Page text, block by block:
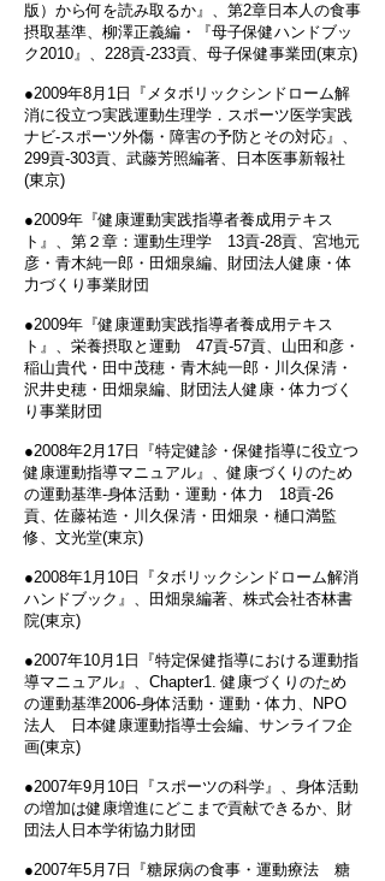
版）から何を読み取るか』、第2章日本人の食事
摂取基準、柳澤正義編・『母子保健ハンドブッ
ク2010』、228貢‐233貢、母子保健事業団(東京)
●2009年8月1日『メタボリックシンドローム解
消に役立つ実践運動生理学．スポーツ医学実践
ナビ-スポーツ外傷・障害の予防とその対応』、
299貢‐303貢、武藤芳照編著、日本医事新報社
(東京)
●2009年『健康運動実践指導者養成用テキス
ト』、第２章：運動生理学 13貢‐28貢、宮地元
彦・青木純一郎・田畑泉編、財団法人健康・体
力づくり事業財団
●2009年『健康運動実践指導者養成用テキス
ト』、栄養摂取と運動 47貢‐57貢、山田和彦・
稲山貴代・田中茂穂・青木純一郎・川久保清・
沢井史穂・田畑泉編、財団法人健康・体力づく
り事業財団
●2008年2月17日『特定健診・保健指導に役立つ
健康運動指導マニュアル』、健康づくりのため
の運動基準-身体活動・運動・体力 18貢‐26
貢、佐藤祐造・川久保清・田畑泉・樋口満監
修、文光堂(東京)
●2008年1月10日『タボリックシンドローム解消
ハンドブック』、田畑泉編著、株式会社杏林書
院(東京)
●2007年10月1日『特定保健指導における運動指
導マニュアル』、Chapter1. 健康づくりのため
の運動基準2006-身体活動・運動・体力、NPO
法人 日本健康運動指導士会編、サンライフ企
画(東京)
●2007年9月10日『スポーツの科学』、身体活動
の増加は健康増進にどこまで貢献できるか、財
団法人日本学術協力財団
●2007年5月7日『糖尿病の食事・運動療法 糖